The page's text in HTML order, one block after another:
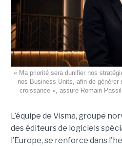
« Ma priorité sera dunifier nos
nos Business Units, afin de générer
croissance », assure Romain
L’équipe de Visma, groupe
des éditeurs de logiciels
l’Europe, se renforce dans